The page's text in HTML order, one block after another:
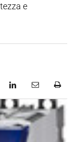
e